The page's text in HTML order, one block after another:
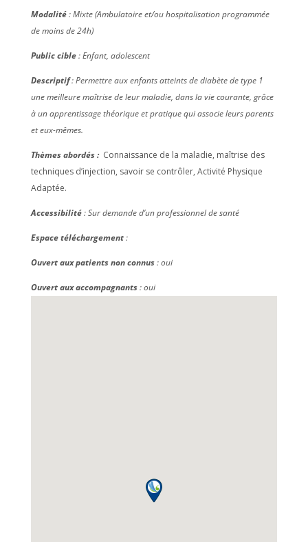
Modalité: Mixte (Ambulatoire et/ou hospitalisation programmée
de moins de 24h)
Public cible: Enfant, adolescent
Descriptif: Permettre aux enfants atteints de diabète de type 1
une meilleure maîtrise de leur maladie, dans la vie courante, grâce
à un apprentissage théorique et pratique qui associe leurs parents
et eux-mêmes.
Thèmes abordés : Connaissance de la maladie, maîtrise des
techniques d’injection, savoir se contrôler, Activité Physique
Adaptée.
Accessibilité: Sur demande d’un professionnel de santé
Espace téléchargement:
Ouvert aux patients non connus: oui
Ouvert aux accompagnants: oui